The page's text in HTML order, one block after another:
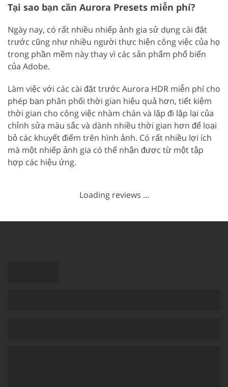
Tại sao bạn cần Aurora Presets miễn phí?
Ngày nay, có rất nhiều nhiếp ảnh gia sử dụng cài đặt
trước cũng như nhiều người thực hiện công việc của họ
trong phần mềm này thay vì các sản phẩm phổ biến
của Adobe.
Làm việc với các cài đặt trước Aurora HDR miễn phí cho
phép bạn phân phối thời gian hiệu quả hơn, tiết kiệm
thời gian cho công việc nhàm chán và lặp đi lặp lại của
chỉnh sửa màu sắc và dành nhiều thời gian hơn để loại
bỏ các khuyết điểm trên hình ảnh. Có rất nhiều lợi ích
mà một nhiếp ảnh gia có thể nhận được từ một tập
hợp các hiệu ứng.
Loading reviews ...